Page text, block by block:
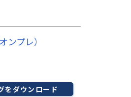
ンプレ）
をダウンロード